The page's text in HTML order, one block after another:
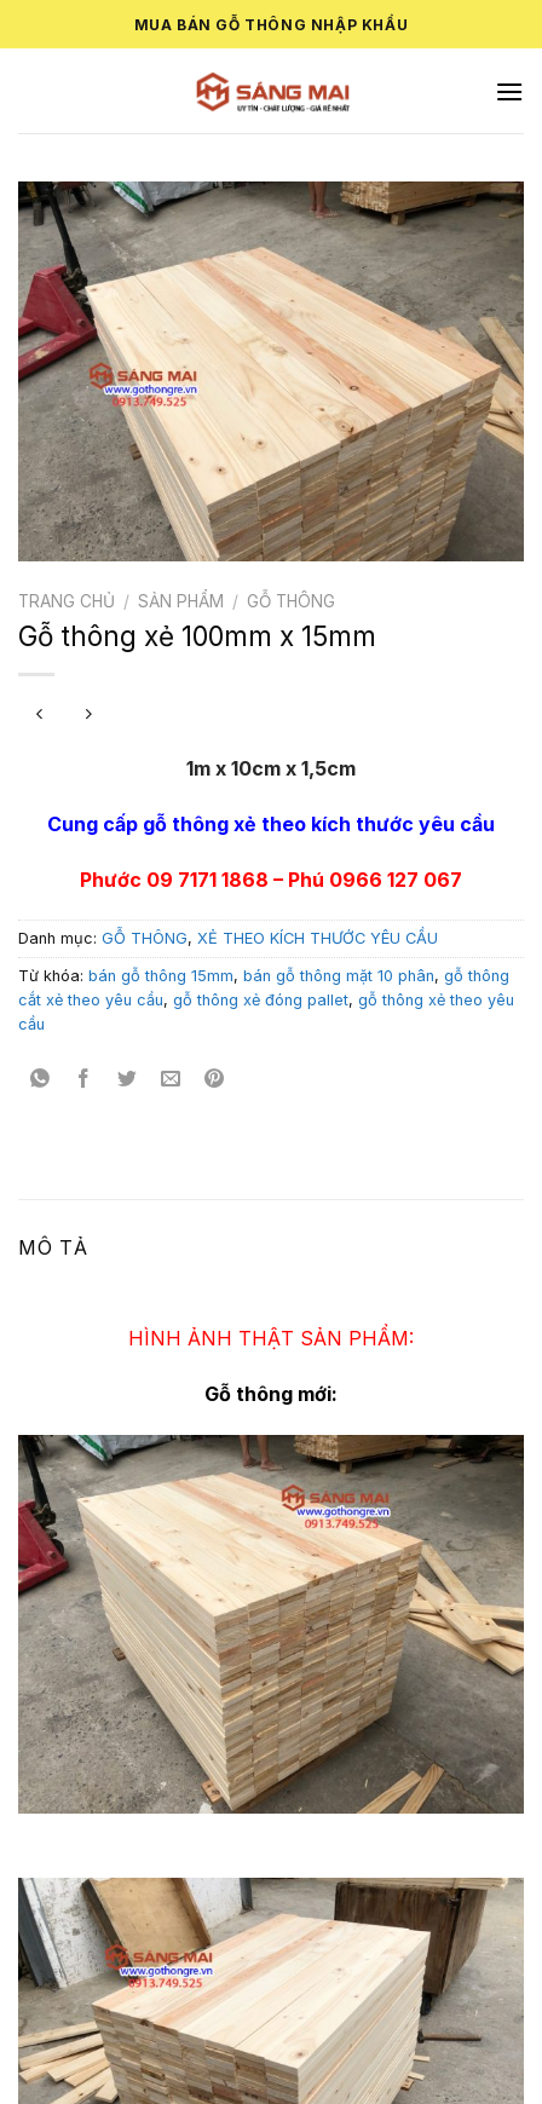
to
MUA BÁN GỖ THÔNG NHẬP KHẨU
TRANG CHỦ / SẢN PHẨM / GỖ THÔNG
Gỗ thông xẻ 100mm x 15mm
1m x 10cm x 1,5cm
Cung cấp gỗ thông xẻ theo kích thước yêu cầu
Phước 09 7171 1868 – Phú 0966 127 067
Danh mục: GỖ THÔNG, XẺ THEO KÍCH THƯỚC YÊU CẦU
Từ khóa: bán gỗ thông 15mm, bán gỗ thông mặt 10 phân, gỗ thông
cắt xẻ theo yêu cầu, gỗ thông xẻ đóng pallet, gỗ thông xẻ theo yêu
cầu
MÔ TẢ
HÌNH ẢNH THẬT SẢN PHẨM:
Gỗ thông mới: